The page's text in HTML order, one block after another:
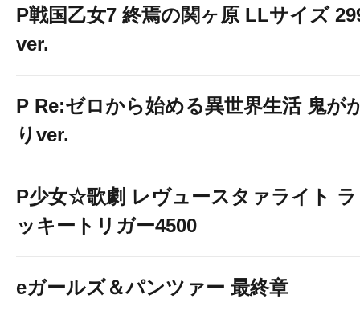
P戦国乙女7 終焉の関ヶ原 LLサイズ
ver.
P Re:ゼロから始める異世界生活 鬼が
りver.
P少女☆歌劇 レヴュースタァライト ラ
ッキートリガー4500
eガールズ＆パンツァー 最終章